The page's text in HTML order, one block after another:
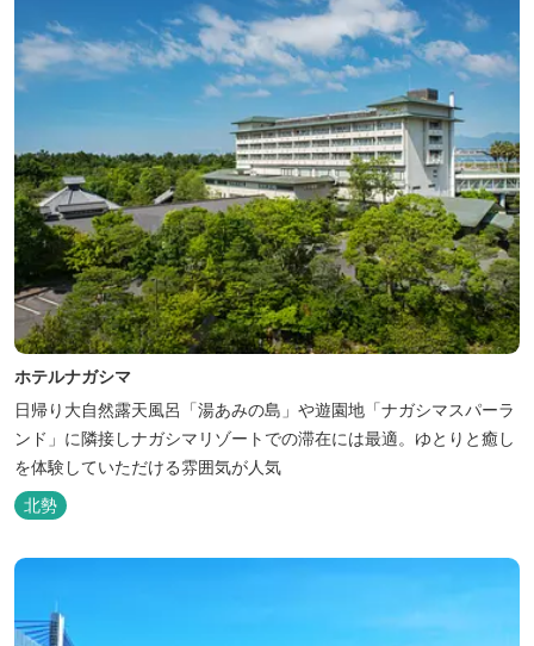
ホテルナガシマ
日帰り大自然露天風呂「湯あみの島」や遊園地「ナガシマスパーラ
ンド」に隣接しナガシマリゾートでの滞在には最適。ゆとりと癒し
を体験していただける雰囲気が人気
北勢